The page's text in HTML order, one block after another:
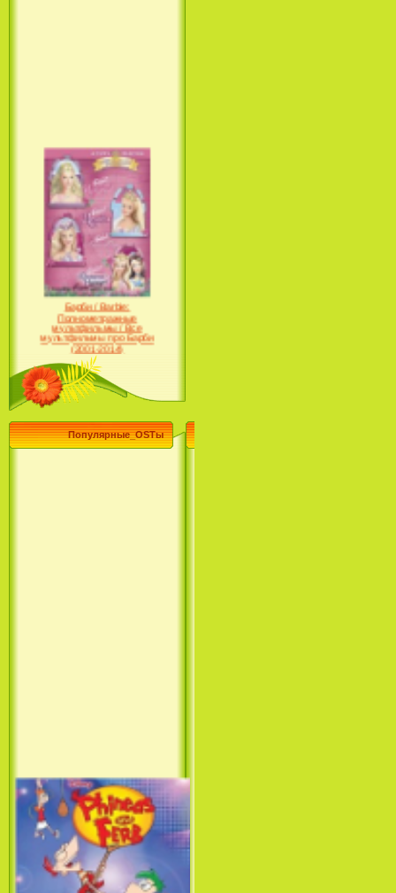
Барби / Barbie:
Полнометражные
мультфильмы / Все
мультфильмы про Барби
(2001-2014)
Фархат: Принц Персии /
Farhat: The Prince of the
Популярные_OSTы